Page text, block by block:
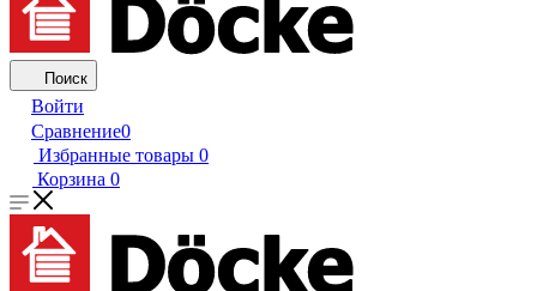
Поиск
Войти
Сравнение0
Избранные товары 0
Корзина 0